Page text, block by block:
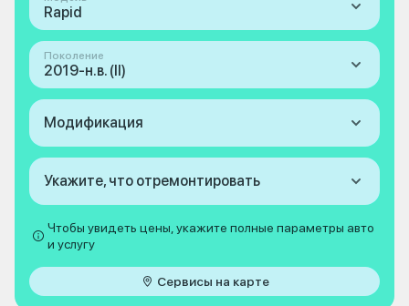
Rapid
Поколение
2019-н.в. (II)
Модификация
Укажите, что отремонтировать
Чтобы увидеть цены, укажите полные параметры авто
и услугу
Сервисы на карте